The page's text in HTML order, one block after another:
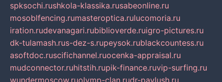
spksochi.rushkola-klassika.rusabeonline.ru
mosoblfencing.rumasteroptica.rulucomoria.ru
iration.rudevanagari.rubiblioverde.ruigro-pictures.ru
dk-tulamash.rus-dez-s.rupeysok.rublackcountess.ru
asoftdoc.ruscifichannel.ruocenka-appraisal.ru
mudconnector.ruhitstih.rupik-finance.ruvip-surfing.ru
wundermoscow.ruolymp-clan.rudr-pavlush.ru